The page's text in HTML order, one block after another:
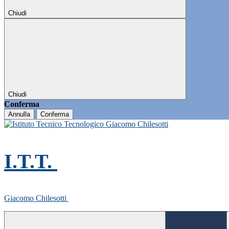
Chiudi
Chiudi
Conferma
Annulla Conferma
I.T.T.
Giacomo Chilesotti